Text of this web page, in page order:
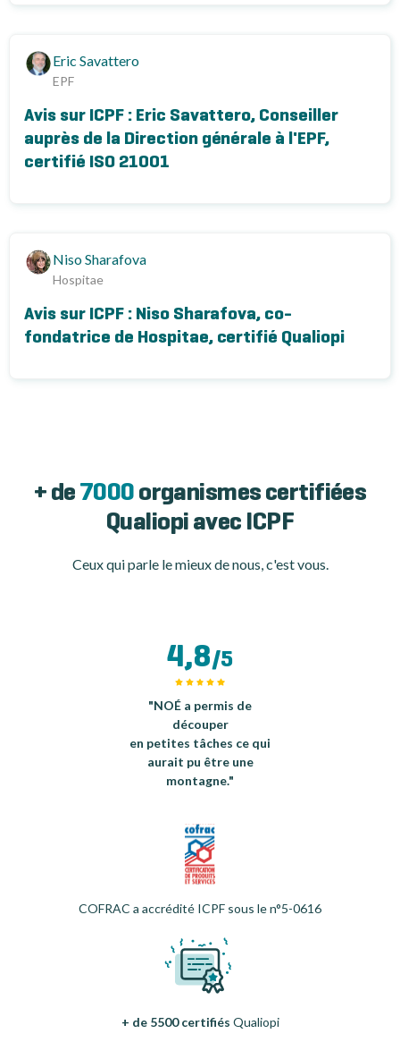
Eric Savattero
EPF
Avis sur ICPF : Eric Savattero, Conseiller
auprès de la Direction générale à l'EPF,
certifié ISO 21001
Niso Sharafova
Hospitae
Avis sur ICPF : Niso Sharafova, co-
fondatrice de Hospitae, certifié Qualiopi
+ de 7000 organismes certifiées
Qualiopi avec ICPF
Ceux qui parle le mieux de nous, c'est vous.
COFRAC a accrédité ICPF sous le n°5-0616
+ de 5500 certifiés Qualiopi
4,8/5
"NOÉ a permis de
découper
en petites tâches ce qui
aurait pu être une
montagne."